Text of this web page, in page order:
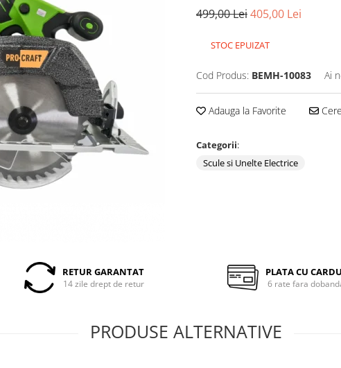
499,00 Lei405,00 Lei
STOC EPUIZAT
Cod Produs: BEMH-10083 Ai
Adauga la Favorite
Categorii:
Scule si Unelte Electrice
RETUR GARANTAT
14 zile drept de retur
PLATA CU
6 rate fara
PRODUSE ALTERNATIVE